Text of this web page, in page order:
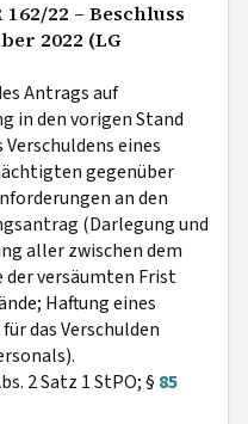
162/22 – Beschluss
2022 (LG
Antrags auf
in den vorigen Stand
eines
gegenüber
an den
(Darlegung und
aller zwischen dem
der versäumten Frist
Haftung eines
das Verschulden
2 Satz 1 StPO; § 85